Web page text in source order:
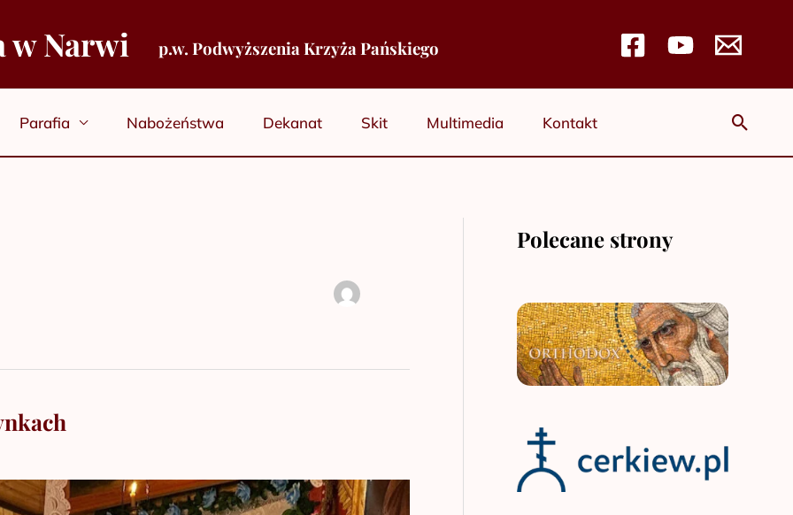
w Narwi p.w. Podwyższenia Krzyża Pańskiego
Parafia Nabożeństwa Dekanat Skit Multimedia Kontakt
Polecane strony